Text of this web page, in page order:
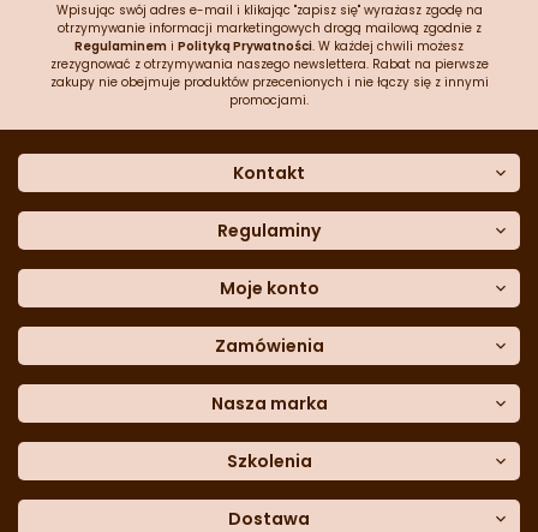
Wpisując swój adres e-mail i klikając "zapisz się" wyrażasz zgodę na
otrzymywanie informacji marketingowych drogą mailową zgodnie z
Regulaminem i Polityką Prywatności. W każdej chwili możesz
zrezygnować z otrzymywania naszego newslettera. Rabat na pierwsze
zakupy nie obejmuje produktów przecenionych i nie łączy się z innymi
promocjami.
Kontakt
Dane kontaktowe
Często zadawane pytania
Sklep stacjonarny
Formularz kontaktowy
Blog
telefon:601 767 272
Regulaminy
Polityka prywatności
Polityka cookies
Polityka reklamacji
Polityka zwrotów
Dostępność cyfrowa
Moje konto
Moje dane
Historia zamówień
Lista ulubionych
Moje rabaty
Zamówienia
Metody płatności
Dane do przelewu
Formularzreklamacji
Formularzzwrotu
Nasza marka
Trio Gelato
CDN
Szkolenia
Academy of Baker Arts
Dostawa